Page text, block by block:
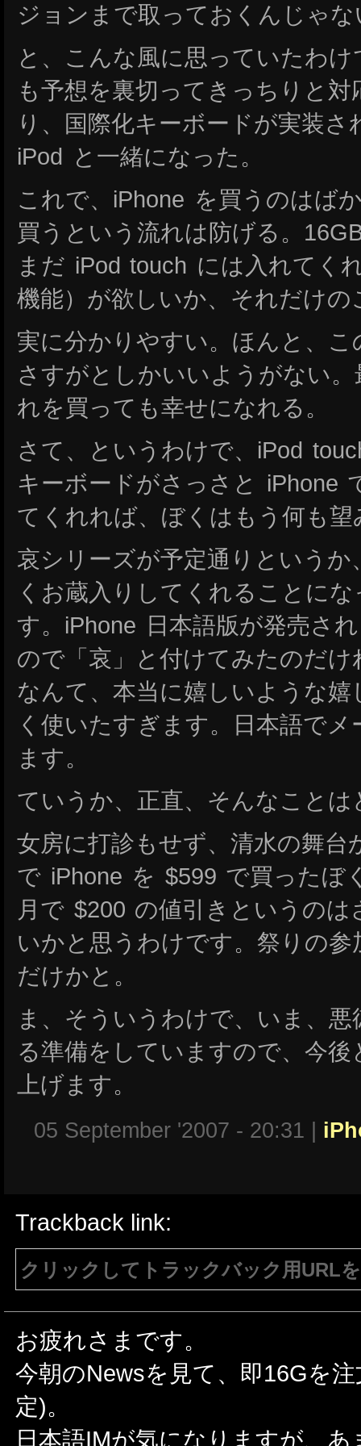
ジョンまで取っておくんじゃ
と、こんな風に思っていたわ
も予想を裏切ってきっちりと
り、国際化キーボードが実装
iPod と一緒になった。
これで、iPhone を買うのはば
買うという流れは防げる。
まだ iPod touch には入れてく
機能）が欲しいか、それだけの
実に分かりやすい。ほんと、
さすがとしかいいようがない
れを買っても幸せになれる。
さて、というわけで、iPod
キーボードがさっさと iPhone
てくれれば、ぼくはもう何も望
哀シリーズが予定通りという
くお蔵入りしてくれることに
す。iPhone 日本語版が発売さ
ので「哀」と付けてみたのだ
なんて、本当に嬉しいような
く使いたすぎます。日本語で
ます。
ていうか、正直、そんなこと
女房に打診もせず、清水の舞台
で iPhone を $599 で買ったぼ
月で $200 の値引きというの
いかと思うわけです。祭りの
だけかと。
ま、そういうわけで、いま、
る準備をしていますので、今
上げます。
05 September '2007 - 20:31 |
Trackback link:
クリックしてトラックバック用URL
有効である必要があります。
お疲れさまです。
今朝のNewsを見て、即16Gを
定)。
日本語IMが気になりますが、